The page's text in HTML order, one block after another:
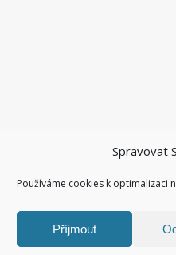
Spravovat
Používáme cookies k optimalizaci
Příjmout